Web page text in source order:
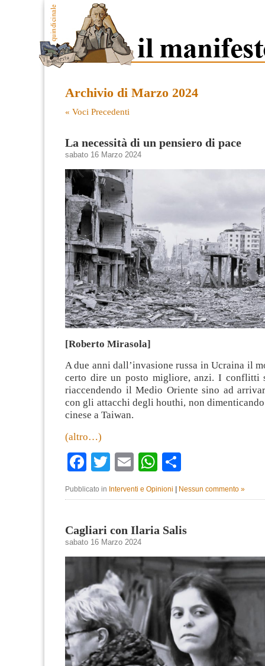
Archivio di Marzo 2024
« Voci Precedenti
La necessità di un pensiero di pace
sabato 16 Marzo 2024
[Roberto Mirasola]
A due anni dall’invasione russa in Ucraina il
certo dire un posto migliore, anzi. I conflitti
riaccendendo il Medio Oriente sino ad
con gli attacchi degli houthi, non
cinese a Taiwan.
(altro…)
Facebook
TwitterEmailWhatsApp
Pubblicato in Interventi e Opinioni | Nessun commento »
Cagliari con Ilaria Salis
sabato 16 Marzo 2024